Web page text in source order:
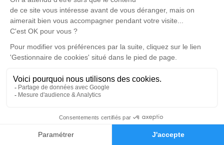
Faire-part Hommages
Un service de plantation d’arbre hommage est
disponible ici.
Je rends hommage
Cérémonie religieuse
jeudi 02 juillet 2026 à 10h00
Notre Dame d'Espérance de Douai
59500 Douai